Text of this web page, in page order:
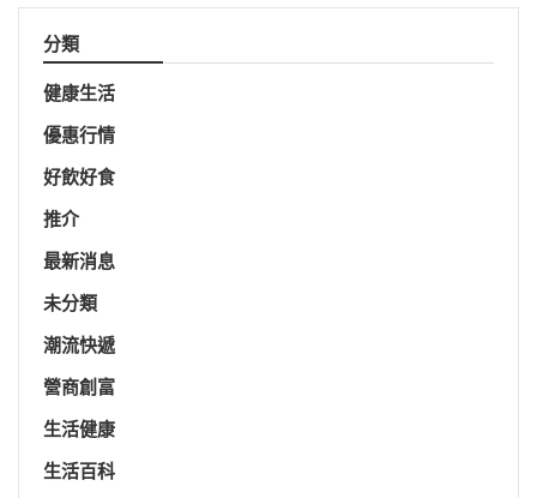
分類
健康生活
優惠行情
好飲好食
推介
最新消息
未分類
潮流快遞
營商創富
生活健康
生活百科